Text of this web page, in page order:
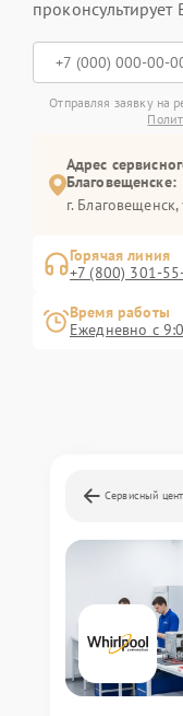
проконсультирует
Отправляя заявку на
Адрес
Благовещенске:
г.
Горячая линия
+7 (800) 301-
Время работы
Ежедневно с
Сервисный